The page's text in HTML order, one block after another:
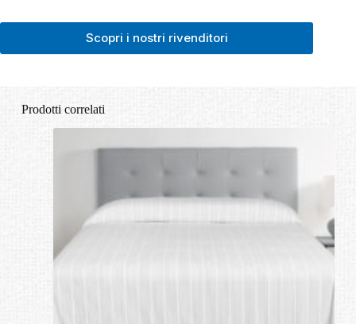
Scopri i nostri rivenditori
Prodotti correlati